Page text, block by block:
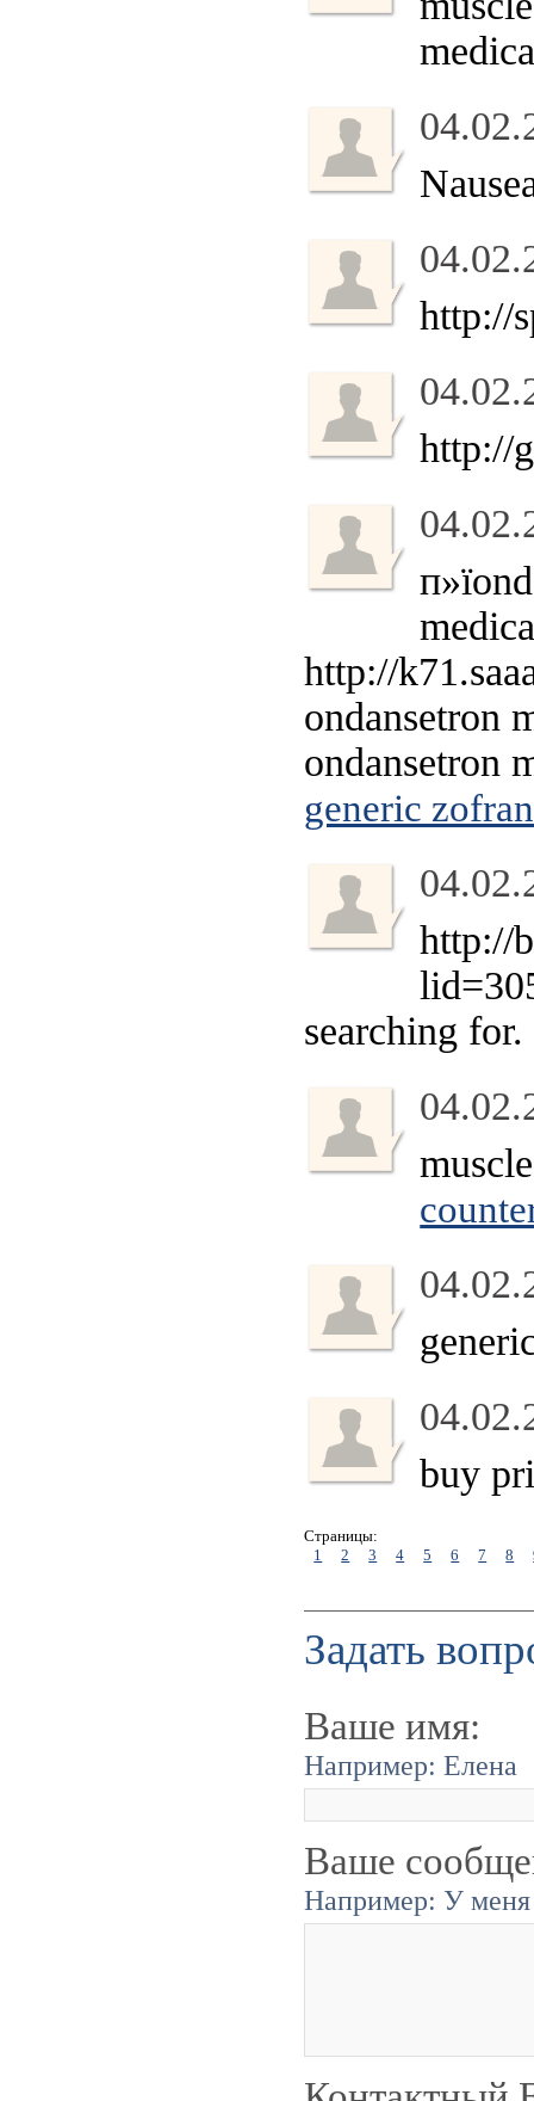
http://
http://
http://
ondansetron
ondansetron
generic zofran
http://
searching
buy
Страницы:
1
2 3 4 5 6 7 8
Задать
Ваше имя:
Например: Елена
Ваше
Например: У меня